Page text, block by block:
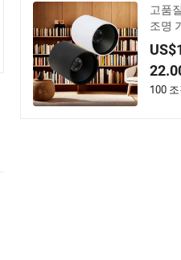
고품
조명
모듈
이트
100